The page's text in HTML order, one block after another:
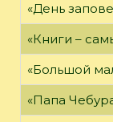
«День
«Книги –
«Большой
«Папа